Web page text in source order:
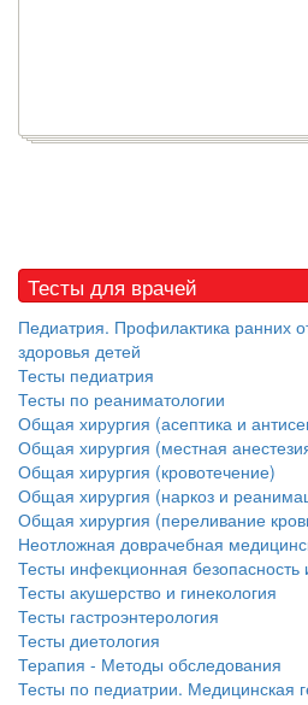
Тесты для врачей
Педиатрия. Профилактика ранних
здоровья детей
Тесты педиатрия
Тесты по реаниматологии
Общая хирургия (асептика и
Общая хирургия (местная
Общая хирургия (кровотечение)
Общая хирургия (наркоз и
Общая хирургия (переливание
Неотложная доврачебная
Тесты инфекционная
Тесты акушерство и гинекология
Тесты гастроэнтерология
Тесты диетология
Терапия - Методы обследования
Тесты по педиатрии. Медицинская